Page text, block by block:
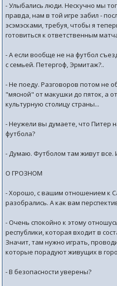
- Улыбались люди. Нескучно мы
правда, нам в той игре забил -
эсэмэсками, требуя, чтобы я
готовиться к ответственным
- А если вообще не на футбол
с семьей. Петергоф, Эрмитаж?..
- Не поеду. Разговоров потом не
"мясной" от макушки до пяток, а
культурную столицу страны...
- Неужели вы думаете, что Питер
футбола?
- Думаю. Футболом там живут все.
О ГРОЗНОМ
- Хорошо, с вашим отношением к
разобрались. А как вам
- Очень спокойно к этому
республики, которая входит в
Значит, там нужно играть,
которые порадуют живущих в
- В безопасности уверены?